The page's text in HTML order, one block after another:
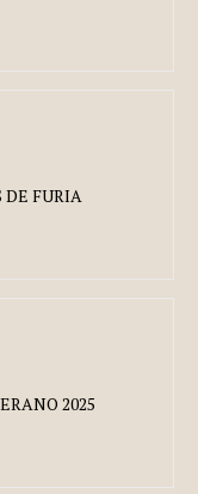
DE FURIA
2025